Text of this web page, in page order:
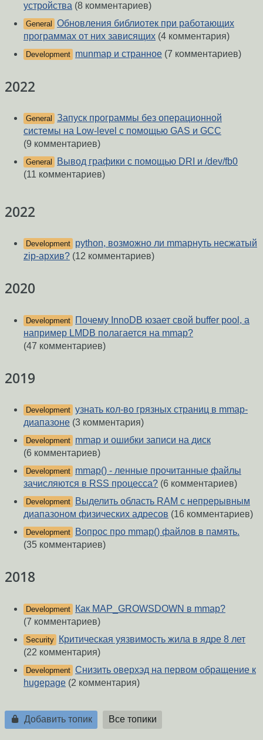
устройства (8 комментариев)
General
Обновления библиотек при работающих
программах от них зависящих (4 комментария)
Development munmap и странное (7 комментариев)
2022
General
Запуск программы без операционной
системы на Low-level с помощью GAS и GCC
(9 комментариев)
General
Вывод графики с помощью DRI и /dev/fb0
(11 комментариев)
2022
Development python, возможно ли mmapнуть несжатый
zip-архив? (12 комментариев)
2020
Development
Почему InnoDB юзает свой buffer pool, а
например LMDB полагается на mmap?
(47 комментариев)
2019
Development узнать кол-во грязных страниц в mmap-
диапазоне (3 комментария)
Development mmap и ошибки записи на диск
(6 комментариев)
Development mmap() - ленные прочитанные файлы
зачисляются в RSS процесса? (6 комментариев)
Development
Выделить область RAM с непрерывным
диапазоном физических адресов (16 комментариев)
Development
Вопрос про mmap() файлов в память.
(35 комментариев)
2018
Development
Как MAP_GROWSDOWN в mmap?
(7 комментариев)
Security
Критическая уязвимость жила в ядре 8 лет
(22 комментария)
Development Снизить оверхэд на первом обращение к
hugepage (2 комментария)
Добавить топик Все топики